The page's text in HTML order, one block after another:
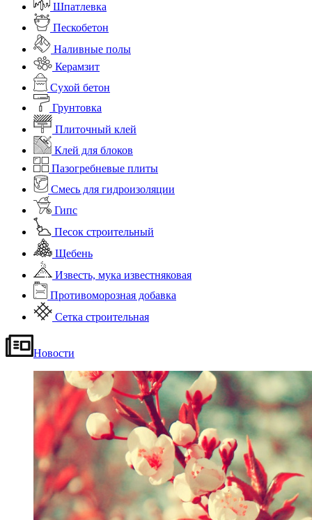
Шпатлевка
Пескобетон
Наливные полы
Керамзит
Сухой бетон
Грунтовка
Плиточный клей
Клей для блоков
Пазогребневые плиты
Смесь для гидроизоляции
Гипс
Песок строительный
Щебень
Известь, мука известняковая
Противоморозная добавка
Сетка строительная
Новости